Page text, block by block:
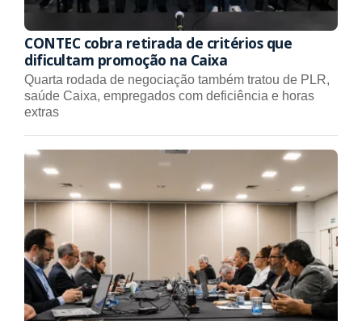
CONTEC cobra retirada de critérios que
dificultam promoção na Caixa
Quarta rodada de negociação também tratou de PLR,
saúde Caixa, empregados com deficiência e horas
extras